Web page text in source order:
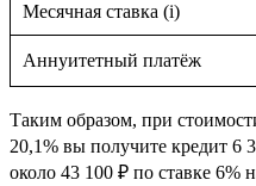
Месячная ставка (i)
Аннуитетный платёж
Таким образом, при
20,1% вы получите кредит 6
около 43 100 ₽ по ставке 6%